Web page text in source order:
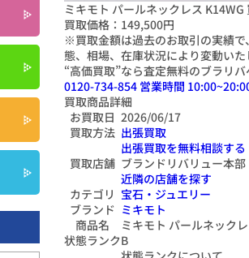
ミキモト パールネックレス
買取価格： 149,500円
※買取金額は過去のお取引の実績
態、相場、在庫状況により変動いた
“高価買取”なら査定無料のブラリバ
0120-734-854 営業時間
買取商品詳細
お買取日 2026/06/17
買取方法 出張買取
出張買取を無料相談する
買取店舗 ブランドリバリュー本部
近隣の店舗を探す
カテゴリ 宝石・ジュエリー
ブランド ミキモト
商品名
ミキモト パールネック
状態ランクB